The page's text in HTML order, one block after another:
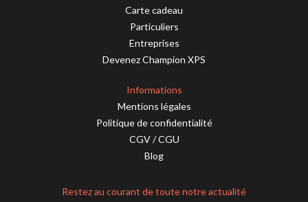
Carte cadeau
Particuliers
Entreprises
Devenez Champion XPS
Informations
Mentions légales
Politique de confidentialité
CGV/CGU
Blog
Restez au courant de toute notre actualité